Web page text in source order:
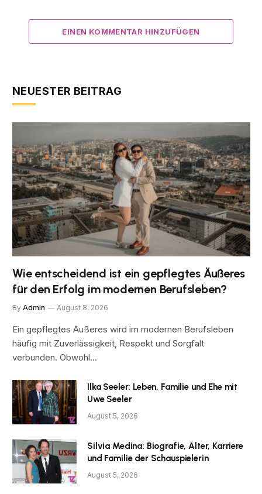
EINEN KOMMENTAR HINZUFÜGEN
NEUESTER BEITRAG
Wie entscheidend ist ein gepflegtes Äußeres
für den Erfolg im modernen Berufsleben?
By Admin August 8, 2026
Ein gepflegtes Äußeres wird im modernen Berufsleben
häufig mit Zuverlässigkeit, Respekt und Sorgfalt
verbunden. Obwohl…
Ilka Seeler: Leben, Familie und Ehe mit
Uwe Seeler
August 5, 2026
Silvia Medina: Biografie, Alter, Karriere
und Familie der Schauspielerin
August 5, 2026